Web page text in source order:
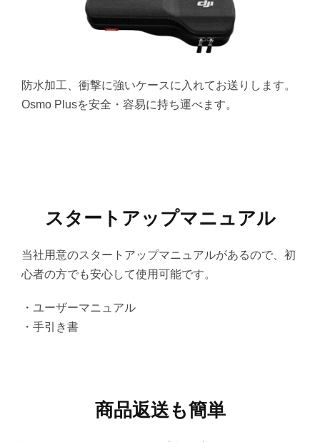
防水加工、衝撃に強いケースに入れてお送りします。
Osmo Plusを安全・容易に持ち運べます。
スタートアップマニュアル
当社用意のスタートアップマニュアルがあるので、初
心者の方でも安心して使用可能です。
・ユーザーマニュアル
・手引き書
商品返送も簡単